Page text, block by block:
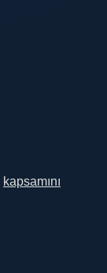
kapsamını